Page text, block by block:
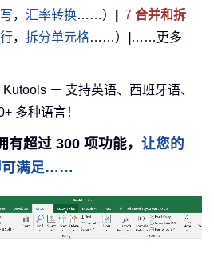
， 汇率转换……） 7 合并和拆
， 拆分单元格……）
……更多
－ 支持英语、西班牙语、
多种语言！
超过 300 项功能， 让您的
可满足……